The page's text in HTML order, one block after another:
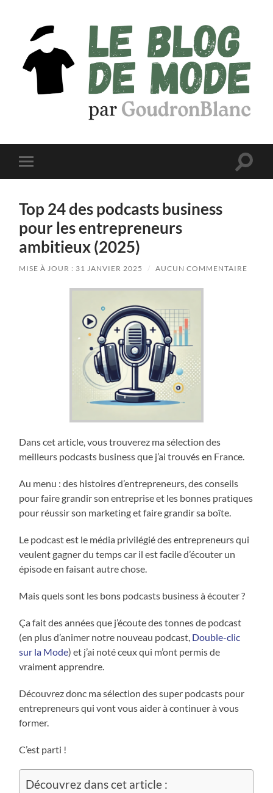
de
Toggle
mobile
Toggle
Top 24 des podcasts business
pour les entrepreneurs
ambitieux (2025)
MISE À JOUR : 31 JANVIER 2025 / AUCUN COMMENTAIRE
Dans cet article, vous trouverez ma sélection des
meilleurs podcasts business que j’ai trouvés en France.
Au menu : des histoires d’entrepreneurs, des conseils
pour faire grandir son entreprise et les bonnes pratiques
pour réussir son marketing et faire grandir sa boîte.
Le podcast est le média privilégié des entrepreneurs qui
veulent gagner du temps car il est facile d’écouter un
épisode en faisant autre chose.
Mais quels sont les bons podcasts business à écouter ?
Ça fait des années que j’écoute des tonnes de podcast
(en plus d’animer notre nouveau podcast, Double-clic
sur la Mode) et j’ai noté ceux qui m’ont permis de
vraiment apprendre.
Découvrez donc ma sélection des super podcasts pour
entrepreneurs qui vont vous aider à continuer à vous
former.
C’est parti !
Découvrez dans cet article :